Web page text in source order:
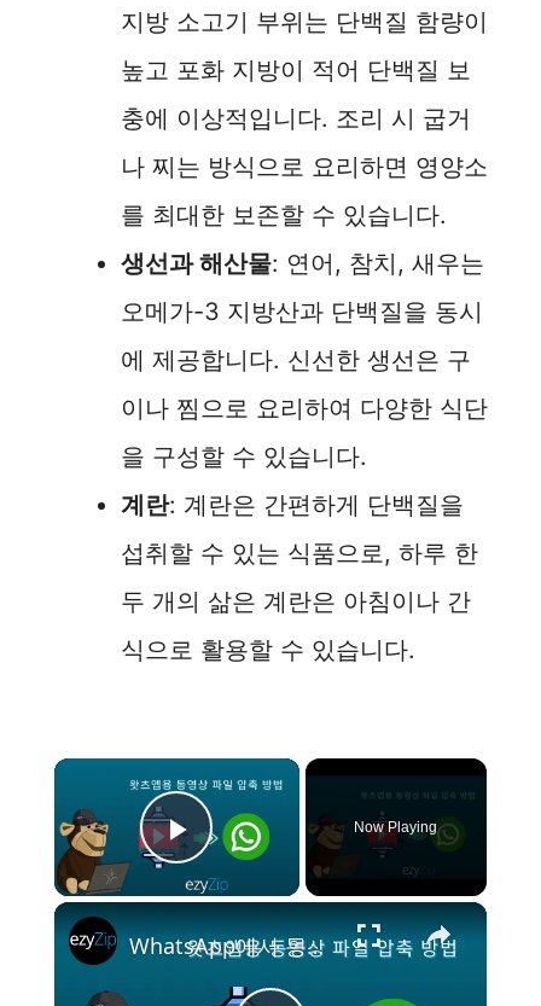
지방 소고기 부위는 단백질 함량이
높고 포화 지방이 적어 단백질 보
충에 이상적입니다. 조리 시 굽거
나 찌는 방식으로 요리하면 영양소
를 최대한 보존할 수 있습니다.
생선과 해산물: 연어, 참치, 새우는
오메가-3 지방산과 단백질을 동시
에 제공합니다. 신선한 생선은 구
이나 찜으로 요리하여 다양한 식단
을 구성할 수 있습니다.
계란: 계란은 간편하게 단백질을
섭취할 수 있는 식품으로, 하루 한
두 개의 삶은 계란은 아침이나 간
식으로 활용할 수 있습니다.
×
Play Video
Now Playing
×
WhatsApp에서 동영상 파일을 압축하는 방법